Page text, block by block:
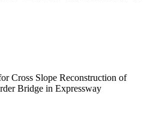
Cross Slope Reconstruction of
Bridge in Expressway